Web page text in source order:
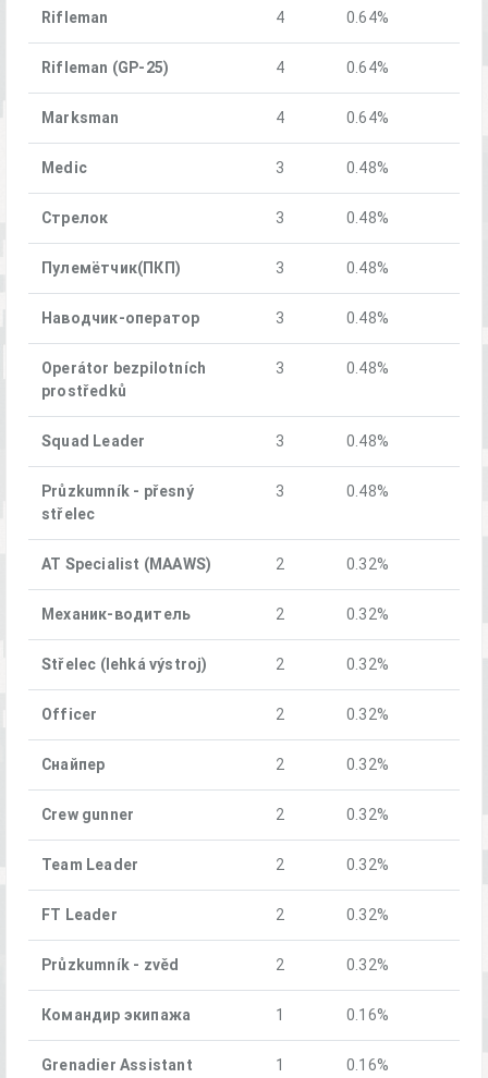
Rifleman 4 0.64%
Rifleman (GP-25) 4 0.64%
Marksman 4 0.64%
Medic 3 0.48%
Стрелок 3 0.48%
Пулемётчик(ПКП) 3 0.48%
Наводчик-оператор 3 0.48%
Operátor bezpilotních
prostředků
3 0.48%
Squad Leader 3 0.48%
Průzkumník - přesný
střelec
3 0.48%
AT Specialist (MAAWS) 2 0.32%
Механик-водитель 2 0.32%
Střelec (lehká výstroj) 2 0.32%
Officer 2 0.32%
Снайпер 2 0.32%
Crew gunner 2 0.32%
Team Leader 2 0.32%
FT Leader 2 0.32%
Průzkumník - zvěd 2 0.32%
Командир экипажа 1 0.16%
Grenadier Assistant 1 0.16%